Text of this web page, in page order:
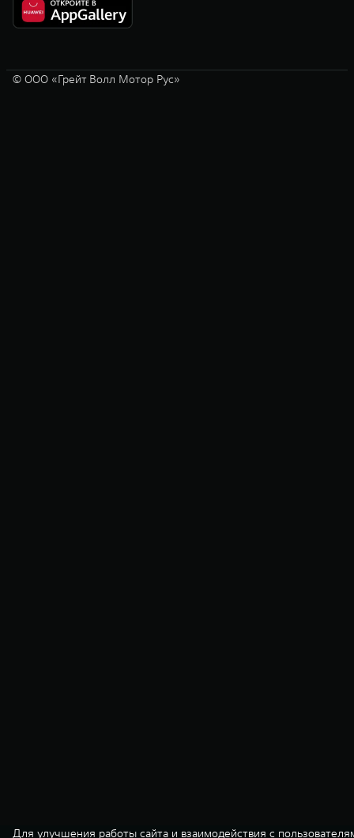
© ООО «Грейт Волл Мотор Рус»
Для улучшения работы сайта и взаимодействия с